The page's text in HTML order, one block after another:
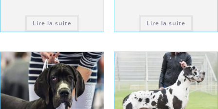
Lire la suite Lire la suite